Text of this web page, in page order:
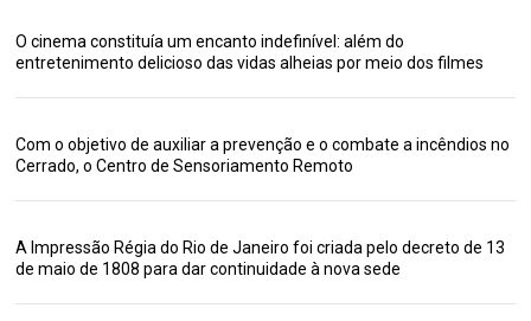
O cinema constituía um encanto indefinível: além do
entretenimento delicioso das vidas alheias por meio dos filmes
Com o objetivo de auxiliar a prevenção e o combate a incêndios no
Cerrado, o Centro de Sensoriamento Remoto
A Impressão Régia do Rio de Janeiro foi criada pelo decreto de 13
de maio de 1808 para dar continuidade à nova sede